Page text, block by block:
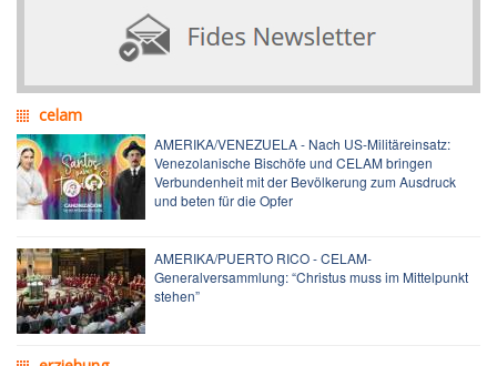
celam
AMERIKA/VENEZUELA - Nach US-Militäreinsatz:
Venezolanische Bischöfe und CELAM bringen
Verbundenheit mit der Bevölkerung zum Ausdruck
und beten für die Opfer
AMERIKA/PUERTO RICO - CELAM-
Generalversammlung: “Christus muss im Mittelpunkt
stehen”